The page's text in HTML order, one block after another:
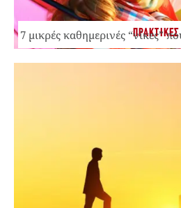
ΠΡΑΚΤΙΚΕΣ
7 μικρές καθημερινές “νίκες”